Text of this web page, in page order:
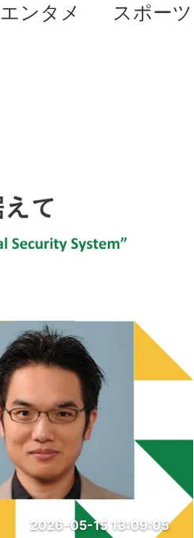
エンタメ スポーツ
2026-05-15 13:09:05